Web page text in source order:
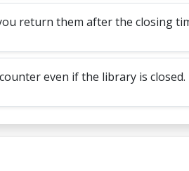
return them after the closing
even if the library is closed.